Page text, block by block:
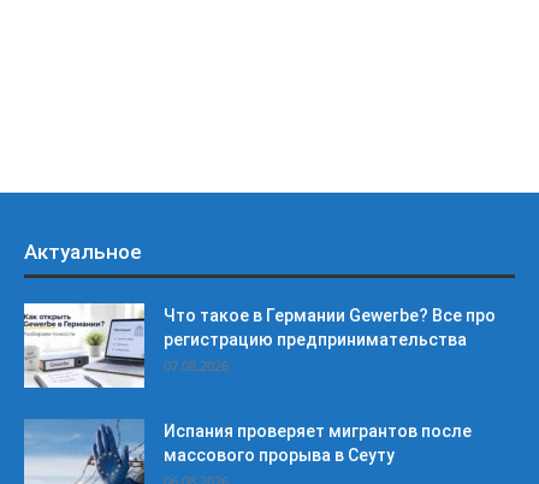
Актуальное
Что такое в Германии Gewerbe? Все про
регистрацию предпринимательства
07.08.2026
Испания проверяет мигрантов после
массового прорыва в Сеуту